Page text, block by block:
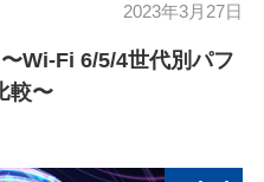
2023年3月27日
Wi-Fi 6/5/4世代別パフ
較〜